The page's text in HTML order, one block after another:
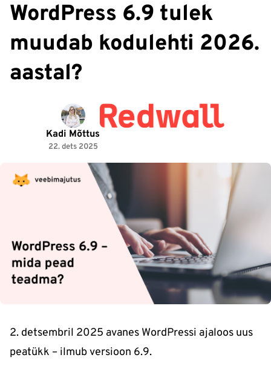
WordPress 6.9 tulek
muudab kodulehti 2026.
aastal?
Kadi Mõttus
22. dets 2025
2. detsembril 2025 avanes WordPressi ajaloos uus
peatükk – ilmub versioon 6.9.